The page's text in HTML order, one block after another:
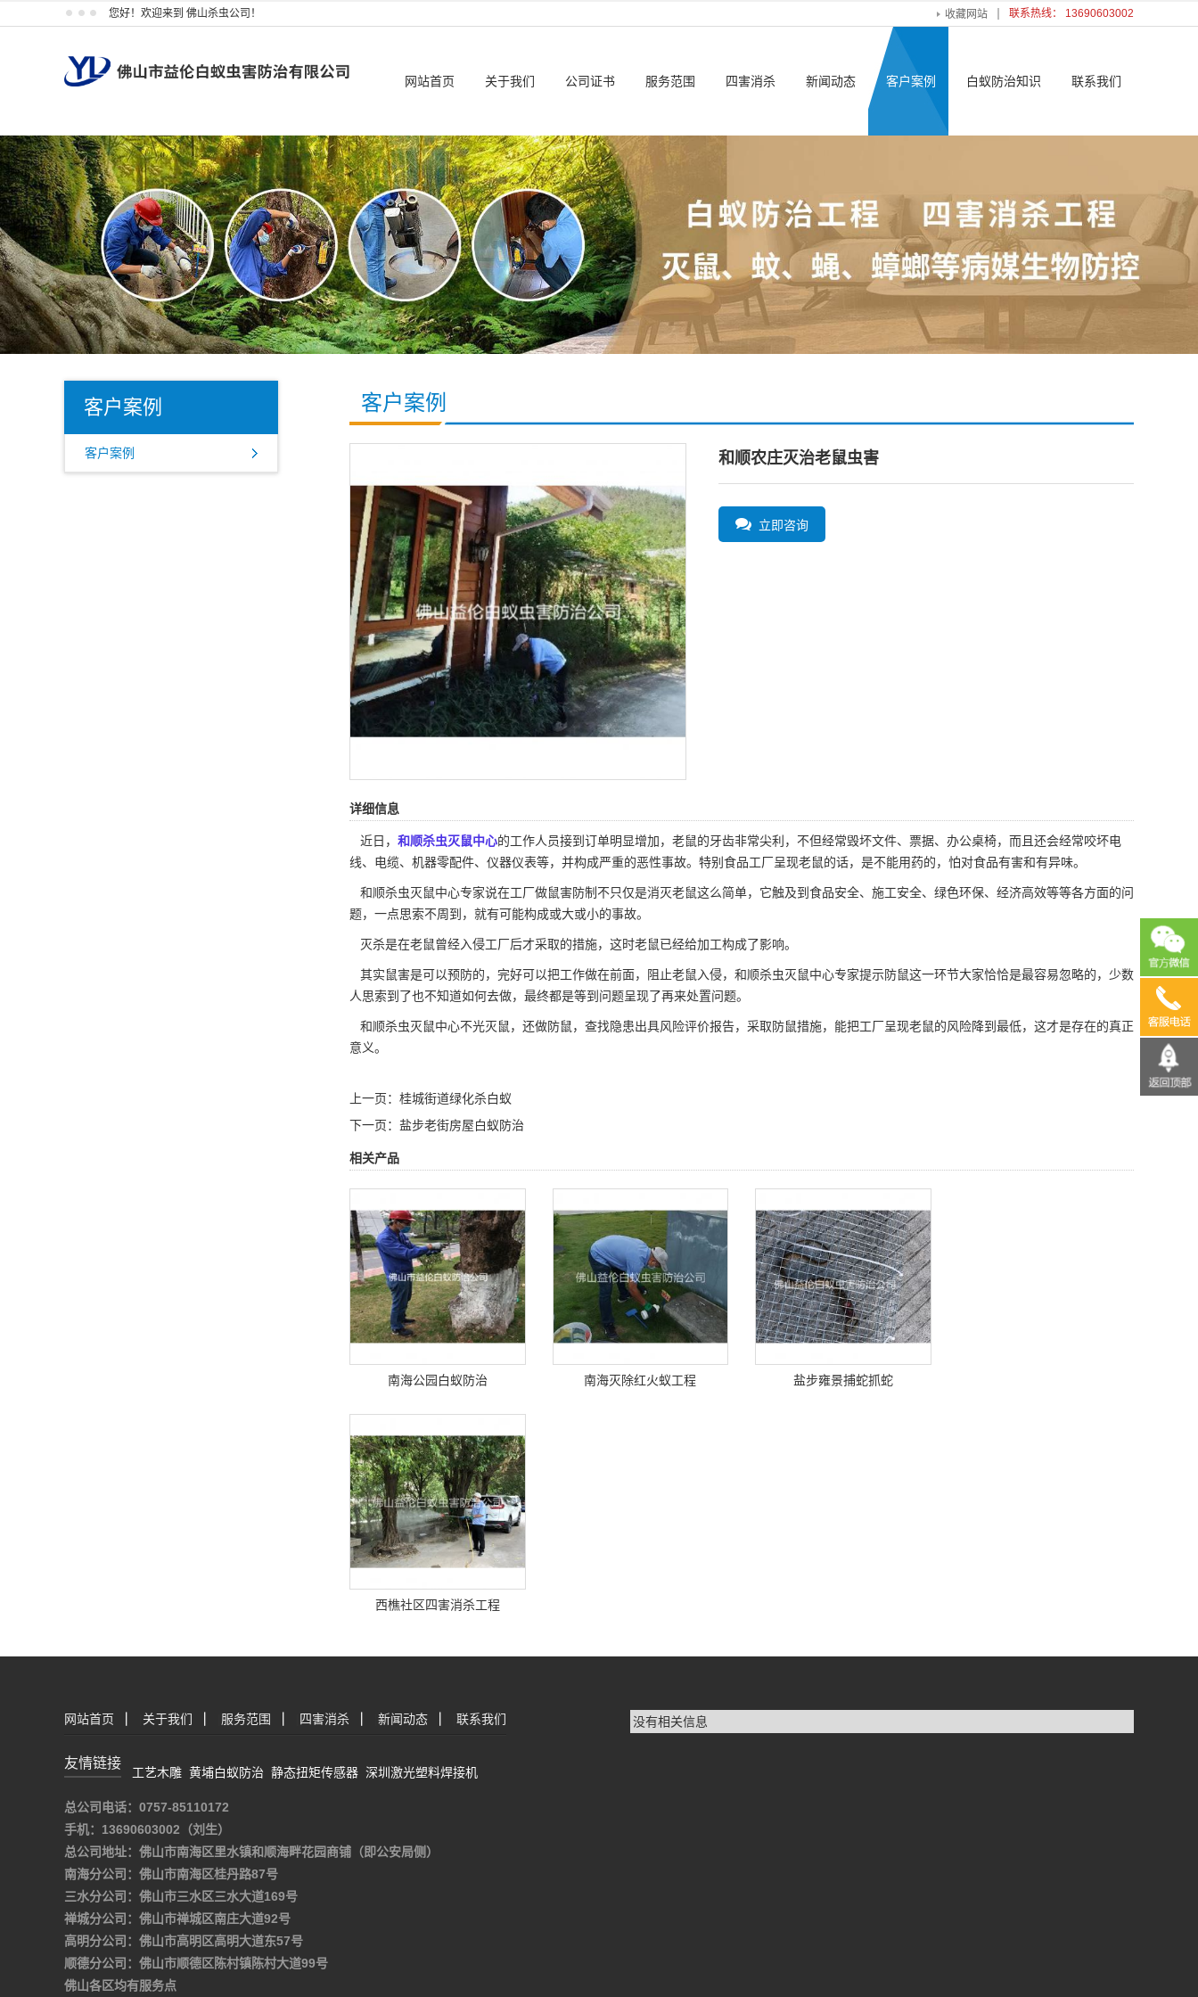
您好！欢迎来到 佛山杀虫公司！ 收藏网站 联系热线： 13690603002
网站首页 关于我们 公司证书 服务范围 四害消杀 新闻动态 客户案例 白蚁防治知识 联系我们
客户案例
客户案例
客户案例
和顺农庄灭治老鼠虫害
立即咨询
详细信息
近日， 和顺杀虫灭鼠中心的工作人员接到订单明显增加，老鼠的牙齿非常尖利，不但经常毁坏文件、票据、办公桌椅，而且还会经常咬坏电
线、电缆、机器零配件、仪器仪表等，并构成严重的恶性事故。特别食品工厂呈现老鼠的话，是不能用药的，怕对食品有害和有异味。
和顺杀虫灭鼠中心专家说在工厂做鼠害防制不只仅是消灭老鼠这么简单，它触及到食品安全、施工安全、绿色环保、经济高效等等各方面的问
题，一点思索不周到，就有可能构成或大或小的事故。
灭杀是在老鼠曾经入侵工厂后才采取的措施，这时老鼠已经给加工构成了影响。
其实鼠害是可以预防的，完好可以把工作做在前面，阻止老鼠入侵，和顺杀虫灭鼠中心专家提示防鼠这一环节大家恰恰是最容易忽略的，少数
人思索到了也不知道如何去做，最终都是等到问题呈现了再来处置问题。
和顺杀虫灭鼠中心不光灭鼠，还做防鼠，查找隐患出具风险评价报告，采取防鼠措施，能把工厂呈现老鼠的风险降到最低，这才是存在的真正
意义。
上一页： 桂城街道绿化杀白蚁
下一页： 盐步老街房屋白蚁防治
相关产品
南海公园白蚁防治 南海灭除红火蚁工程 盐步雍景捕蛇抓蛇
西樵社区四害消杀工程
网站首页 关于我们 服务范围 四害消杀 新闻动态 联系我们
友情链接
工艺木雕 黄埔白蚁防治 静态扭矩传感器 深圳激光塑料焊接机
总公司电话：0757-85110172
手机：13690603002（刘生）
总公司地址：佛山市南海区里水镇和顺海畔花园商铺（即公安局侧）
南海分公司：佛山市南海区桂丹路87号
三水分公司：佛山市三水区三水大道169号
禅城分公司：佛山市禅城区南庄大道92号
高明分公司：佛山市高明区高明大道东57号
顺德分公司：佛山市顺德区陈村镇陈村大道99号
佛山各区均有服务点
没有相关信息